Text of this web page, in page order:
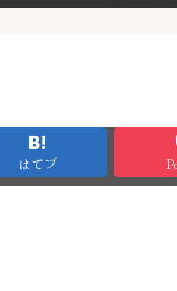
はてブ